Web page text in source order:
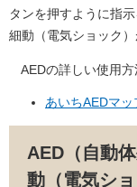
タンを押すように指
細動（電気ショック）
AEDの詳しい使用方
あいちAEDマッ
AED（自動
動（電気シ